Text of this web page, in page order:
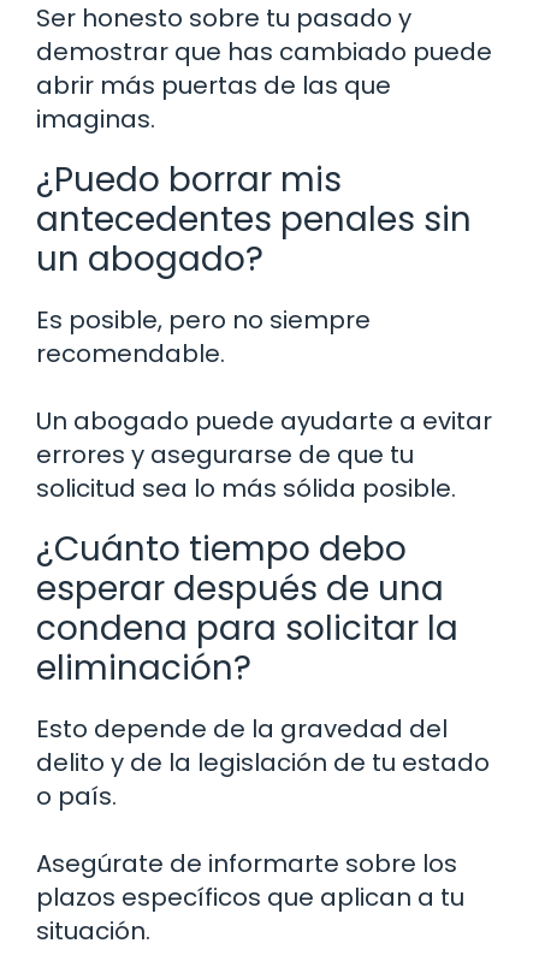
Ser honesto sobre tu pasado y
demostrar que has cambiado puede
abrir más puertas de las que
imaginas.
¿Puedo borrar mis
antecedentes penales sin
un abogado?
Es posible, pero no siempre
recomendable.
Un abogado puede ayudarte a evitar
errores y asegurarse de que tu
solicitud sea lo más sólida posible.
¿Cuánto tiempo debo
esperar después de una
condena para solicitar la
eliminación?
Esto depende de la gravedad del
delito y de la legislación de tu estado
o país.
Asegúrate de informarte sobre los
plazos específicos que aplican a tu
situación.